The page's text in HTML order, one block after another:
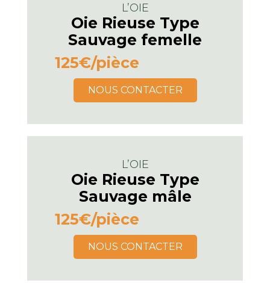
L’OIE
Oie Rieuse Type
Sauvage femelle
125€/pièce
NOUS CONTACTER
L’OIE
Oie Rieuse Type
Sauvage mâle
125€/pièce
NOUS CONTACTER